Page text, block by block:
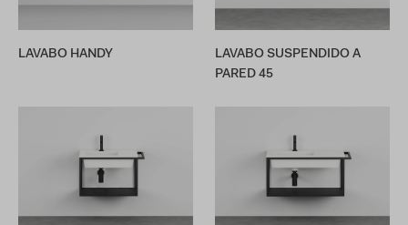
LAVABO HANDY
LAVABO SUSPENDIDO A
PARED 45